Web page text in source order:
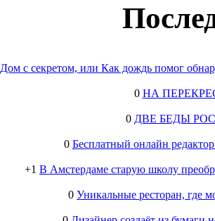
Дом с секретом, или Как дождь помог
0 НА
0 ДВЕ БЕДЫ
0 Бесплатный онлайн
+1 В Амстердаме старую школу
0 Уникальные ресторан, где